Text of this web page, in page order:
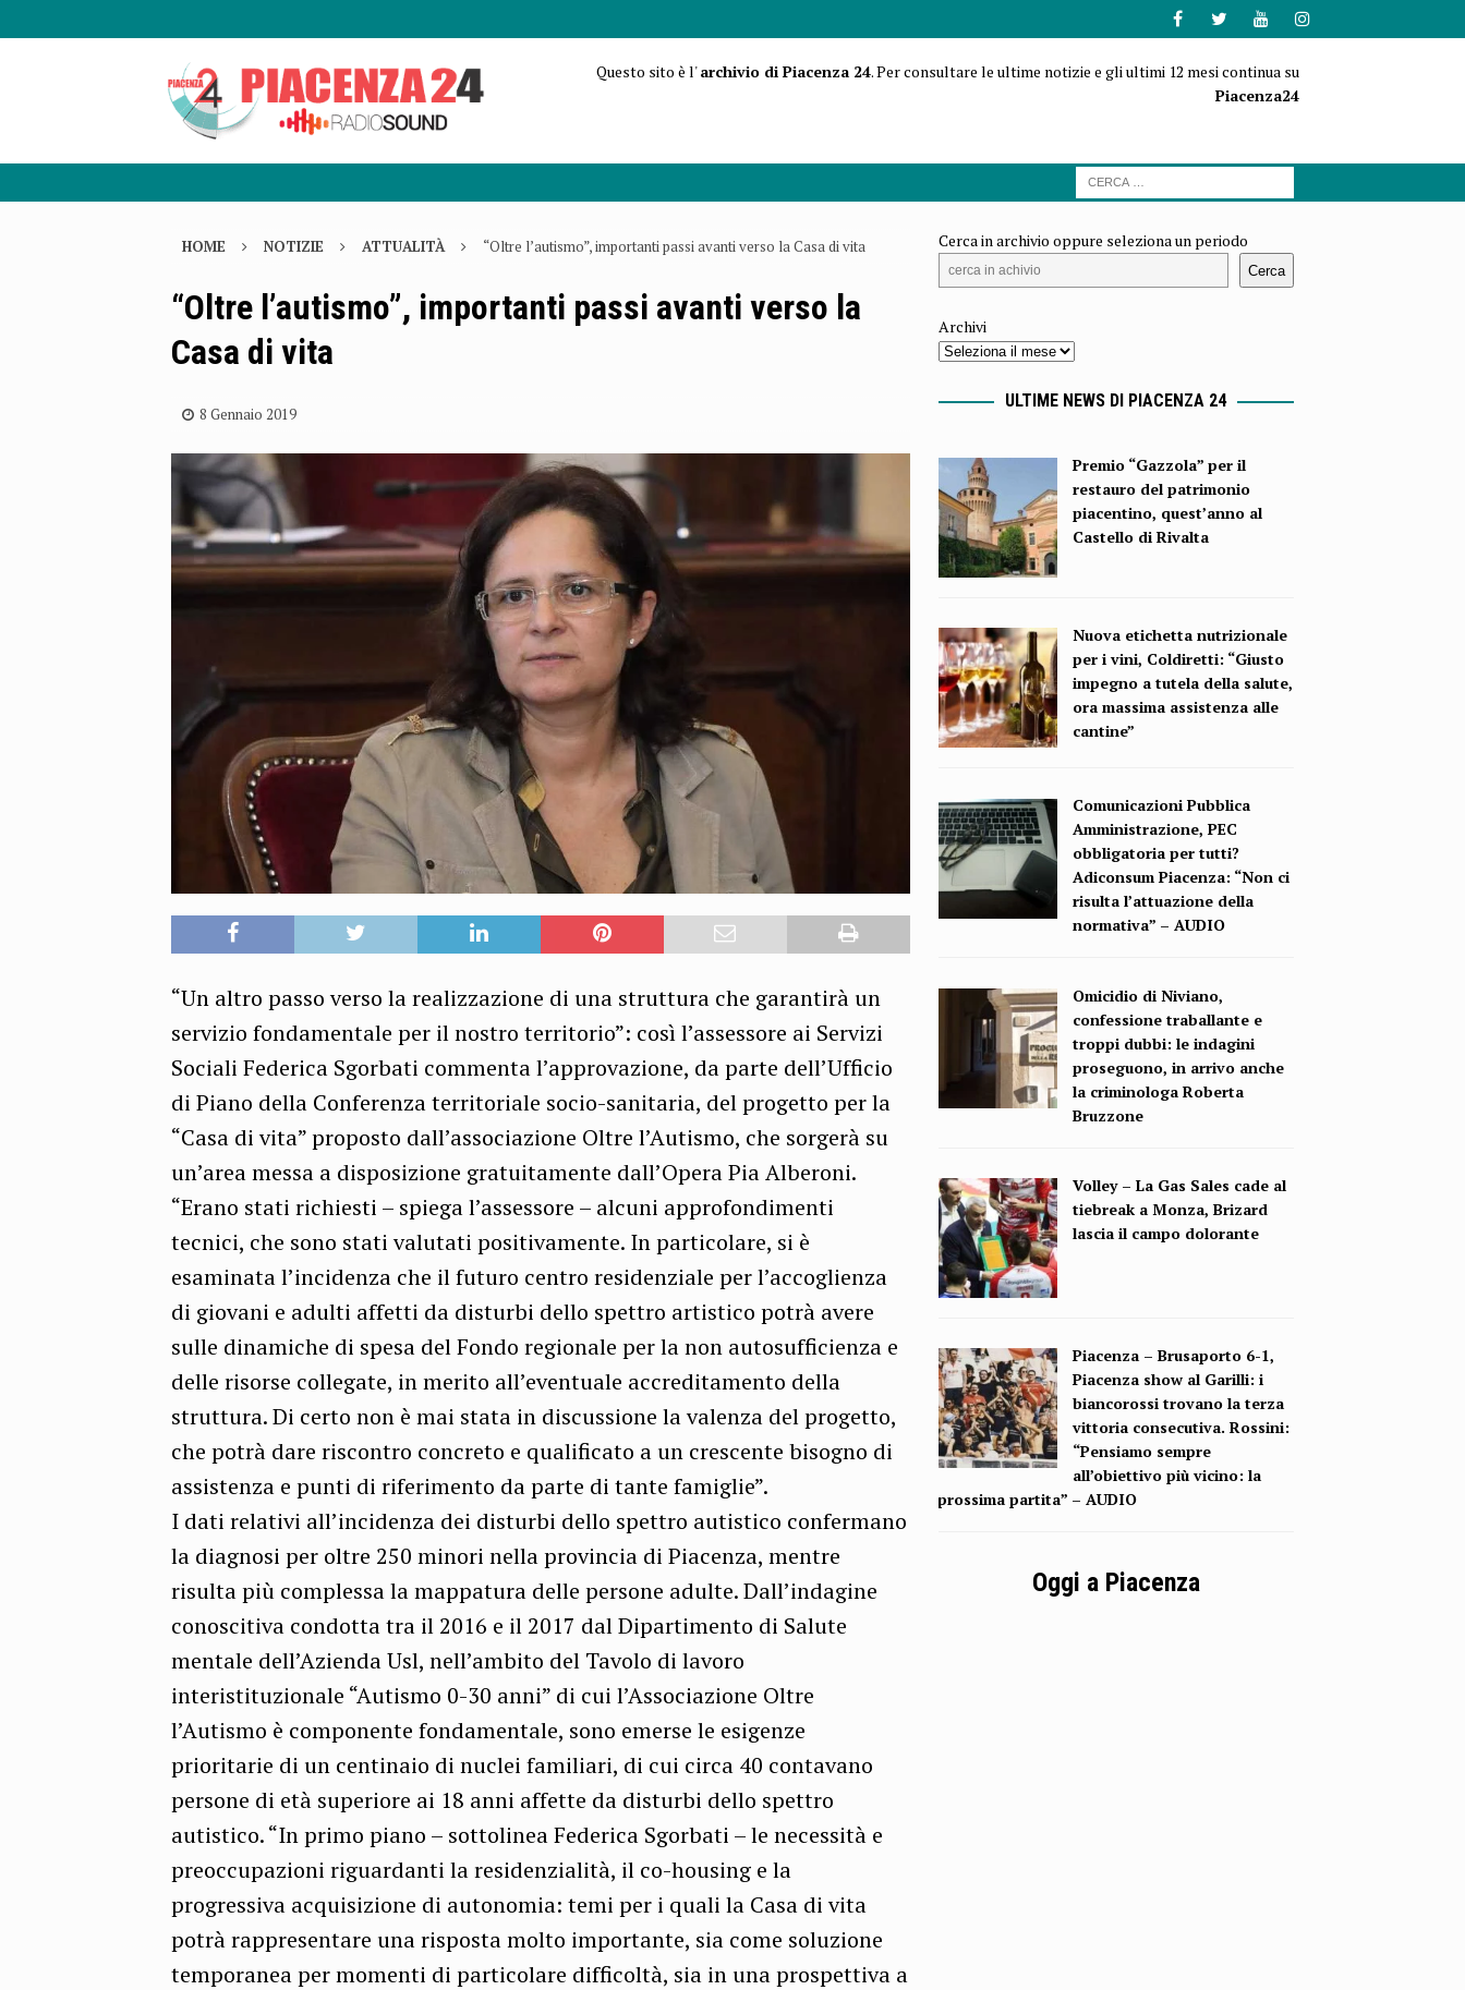
Questo sito è l'archivio di Piacenza 24. Per consultare le ultime notizie e gli ultimi 12 mesi continua su
Piacenza24
HOME NOTIZIE ATTUALITÀ “Oltre l’autismo”, importanti passi avanti verso la Casa di vita
“Oltre l’autismo”, importanti passi avanti verso la
Casa di vita
8 Gennaio 2019
“Un altro passo verso la realizzazione di una struttura che garantirà un
servizio fondamentale per il nostro territorio”: così l’assessore ai Servizi
Sociali Federica Sgorbati commenta l’approvazione, da parte dell’Ufficio
di Piano della Conferenza territoriale socio-sanitaria, del progetto per la
“Casa di vita” proposto dall’associazione Oltre l’Autismo, che sorgerà su
un’area messa a disposizione gratuitamente dall’Opera Pia Alberoni.
“Erano stati richiesti – spiega l’assessore – alcuni approfondimenti
tecnici, che sono stati valutati positivamente. In particolare, si è
esaminata l’incidenza che il futuro centro residenziale per l’accoglienza
di giovani e adulti affetti da disturbi dello spettro artistico potrà avere
sulle dinamiche di spesa del Fondo regionale per la non autosufficienza e
delle risorse collegate, in merito all’eventuale accreditamento della
struttura. Di certo non è mai stata in discussione la valenza del progetto,
che potrà dare riscontro concreto e qualificato a un crescente bisogno di
assistenza e punti di riferimento da parte di tante famiglie”.
I dati relativi all’incidenza dei disturbi dello spettro autistico confermano
la diagnosi per oltre 250 minori nella provincia di Piacenza, mentre
risulta più complessa la mappatura delle persone adulte. Dall’indagine
conoscitiva condotta tra il 2016 e il 2017 dal Dipartimento di Salute
mentale dell’Azienda Usl, nell’ambito del Tavolo di lavoro
interistituzionale “Autismo 0-30 anni” di cui l’Associazione Oltre
l’Autismo è componente fondamentale, sono emerse le esigenze
prioritarie di un centinaio di nuclei familiari, di cui circa 40 contavano
persone di età superiore ai 18 anni affette da disturbi dello spettro
autistico. “In primo piano – sottolinea Federica Sgorbati – le necessità e
preoccupazioni riguardanti la residenzialità, il co-housing e la
progressiva acquisizione di autonomia: temi per i quali la Casa di vita
potrà rappresentare una risposta molto importante, sia come soluzione
temporanea per momenti di particolare difficoltà, sia in una prospettiva a
Cerca in archivio oppure seleziona un periodo
Cerca
Archivi
ULTIME NEWS DI PIACENZA 24
Premio “Gazzola” per il
restauro del patrimonio
piacentino, quest’anno al
Castello di Rivalta
Nuova etichetta nutrizionale
per i vini, Coldiretti: “Giusto
impegno a tutela della salute,
ora massima assistenza alle
cantine”
Comunicazioni Pubblica
Amministrazione, PEC
obbligatoria per tutti?
Adiconsum Piacenza: “Non ci
risulta l’attuazione della
normativa” – AUDIO
Omicidio di Niviano,
confessione traballante e
troppi dubbi: le indagini
proseguono, in arrivo anche
la criminologa Roberta
Bruzzone
Volley – La Gas Sales cade al
tiebreak a Monza, Brizard
lascia il campo dolorante
Piacenza – Brusaporto 6-1,
Piacenza show al Garilli: i
biancorossi trovano la terza
vittoria consecutiva. Rossini:
“Pensiamo sempre
all’obiettivo più vicino: la
prossima partita” – AUDIO
Oggi a Piacenza